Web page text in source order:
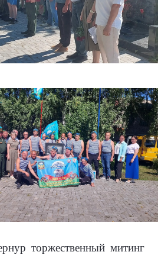
торжественный митинг